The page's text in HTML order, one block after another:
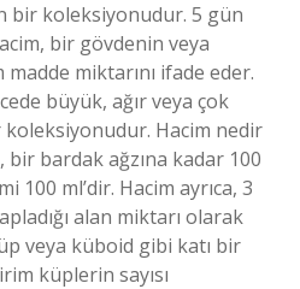
bir koleksiyonudur. 5 gün
bir gövdenin veya
madde miktarını ifade eder.
büyük, ağır veya çok
koleksiyonudur. Hacim nedir
bardak ağzına kadar 100
100 ml’dir. Hacim ayrıca, 3
alan miktarı olarak
veya küboid gibi katı bir
küplerin sayısı